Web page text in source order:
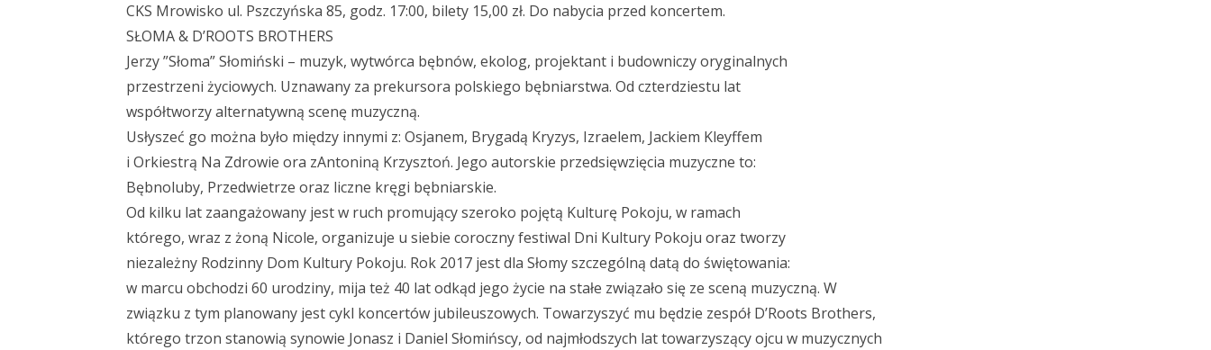
CKS Mrowisko ul. Pszczyńska 85, godz. 17:00, bilety 15,00 zł. Do nabycia przed koncertem.
SŁOMA & D’ROOTS BROTHERS
Jerzy ”Słoma” Słomiński – muzyk, wytwórca bębnów, ekolog, projektant i budowniczy oryginalnych
przestrzeni życiowych. Uznawany za prekursora polskiego bębniarstwa. Od czterdziestu lat
współtworzy alternatywną scenę muzyczną.
Usłyszeć go można było między innymi z: Osjanem, Brygadą Kryzys, Izraelem, Jackiem Kleyffem
i Orkiestrą Na Zdrowie ora zAntoniną Krzysztoń. Jego autorskie przedsięwzięcia muzyczne to:
Bębnoluby, Przedwietrze oraz liczne kręgi bębniarskie.
Od kilku lat zaangażowany jest w ruch promujący szeroko pojętą Kulturę Pokoju, w ramach
którego, wraz z żoną Nicole, organizuje u siebie coroczny festiwal Dni Kultury Pokoju oraz tworzy
niezależny Rodzinny Dom Kultury Pokoju. Rok 2017 jest dla Słomy szczególną datą do świętowania:
w marcu obchodzi 60 urodziny, mija też 40 lat odkąd jego życie na stałe związało się ze sceną muzyczną. W
związku z tym planowany jest cykl koncertów jubileuszowych. Towarzyszyć mu będzie zespół D’Roots Brothers,
którego trzon stanowią synowie Jonasz i Daniel Słomińscy, od najmłodszych lat towarzyszący ojcu w muzycznych